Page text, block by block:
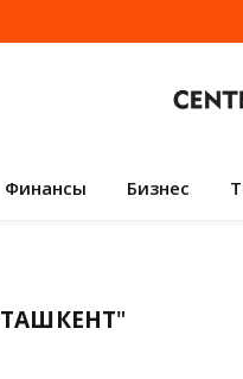
Финансы Бизнес
ТАШКЕНТ"